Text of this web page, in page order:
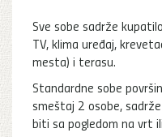
Sve sobe sadrže
TV, klima uređaj,
mesta) i terasu.
Standardne sobe
smeštaj 2 osobe,
biti sa pogledom na vrt